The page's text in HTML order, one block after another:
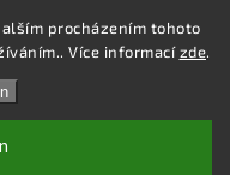
procházením tohoto
Více informacízde.
weiterhin
gewohnt
werden am
Vielen
ändern